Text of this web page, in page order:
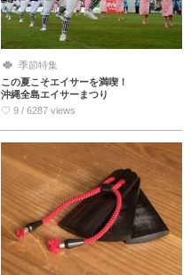
季節特集
この夏こそエイサーを満喫！
沖縄全島エイサーまつり
♡ 9 / 6287 views